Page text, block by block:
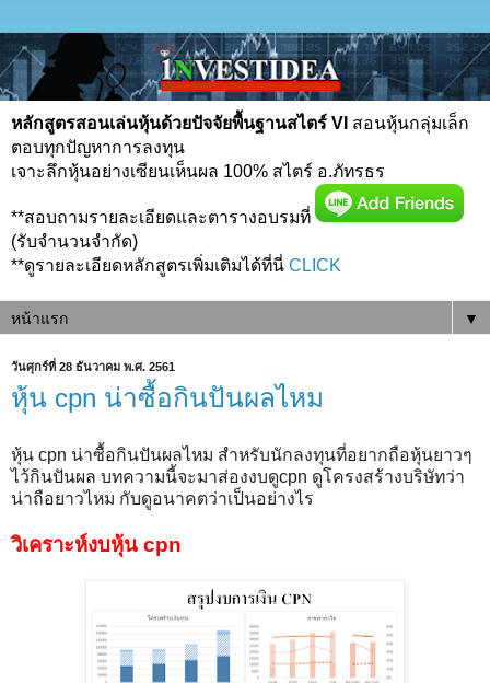
หลักสูตรสอนเล่นหุ้นด้วยปัจจัยพื้นฐานสไตร์ VI สอนหุ้นกลุ่มเล็ก
ตอบทุกปัญหาการลงทุน
เจาะลึกหุ้นอย่างเซียนเห็นผล 100% สไตร์ อ.ภัทรธร
**สอบถามรายละเอียดและตารางอบรมที่
(รับจำนวนจำกัด)
**ดูรายละเอียดหลักสูตรเพิ่มเติมได้ที่นี่ CLICK
▼
วันศุกร์ที่ 28 ธันวาคม พ.ศ. 2561
หุ้น cpn น่าซื้อกินปันผลไหม
หุ้น cpn น่าซื้อกินปันผลไหม สำหรับนักลงทุนที่อยากถือหุ้นยาวๆ
ไว้กินปันผล บทความนี้จะมาส่องงบดูcpn ดูโครงสร้างบริษัทว่า
น่าถือยาวไหม กับดูอนาคตว่าเป็นอย่างไร
วิเคราะห์งบหุ้น cpn